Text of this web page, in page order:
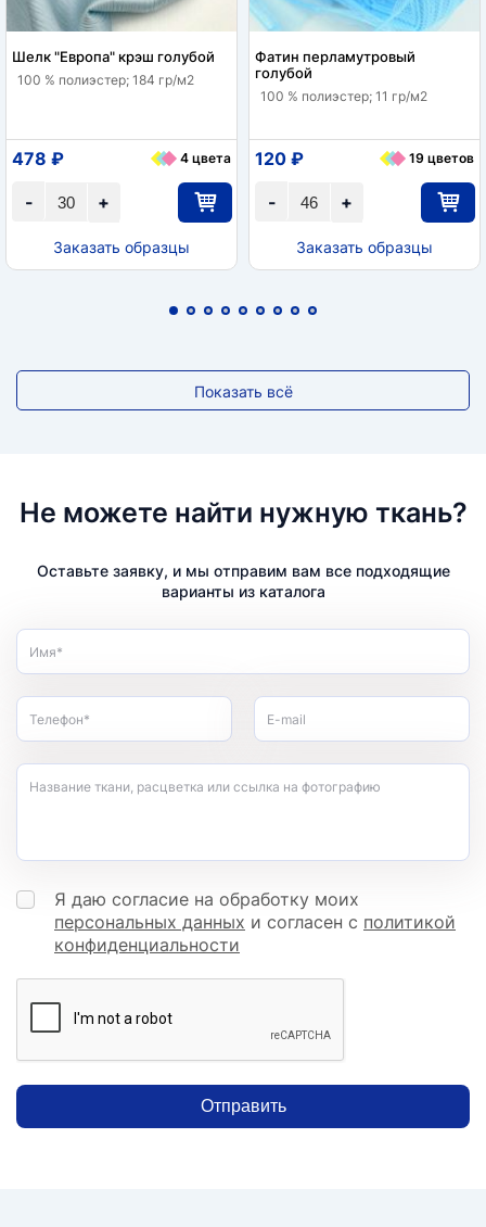
Шелк "Европа" крэш голубой
100 % полиэстер; 184 гр/м2
+
-
478 ₽ 4 цвета
Заказать образцы
Фатин перламутровый
голубой
100 % полиэстер; 11 гр/м2
+
-
120 ₽ 19 цветов
Заказать образцы
Показать всё
Не можете найти нужную ткань?
Оставьте заявку, и мы отправим вам все подходящие
варианты из каталога
Имя*
Телефон* E-mail
Название ткани, расцветка или ссылка на фотографию
Я даю согласие на обработку моих
персональных данных и согласен с политикой
конфиденциальности
Отправить